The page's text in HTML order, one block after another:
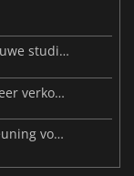
Ontwikkelaar Baldur's Gate 3 kondigt nieuwe studio aan in Warschau
Baldur's Gate III is ongeveer 15 miljoen keer verkocht
Larian pakt giftigheid over mod-ondersteuning voor Baldur's Gate III aan